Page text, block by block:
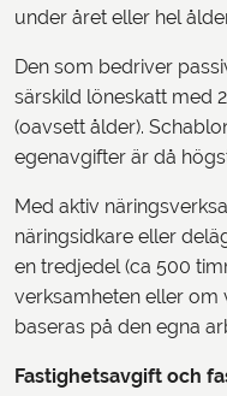
under året eller hel
Den som bedriver
särskild löneskatt med
(oavsett ålder).
egenavgifter är då
Med aktiv
näringsidkare eller
en tredjedel (ca 500
verksamheten eller om
baseras på den egna
Fastighetsavgift och